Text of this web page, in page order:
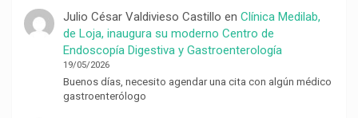
Julio César Valdivieso Castillo en Clínica Medilab,
de Loja, inaugura su moderno Centro de
Endoscopía Digestiva y Gastroenterología
19/05/2026
Buenos días, necesito agendar una cita con algún médico
gastroenterólogo